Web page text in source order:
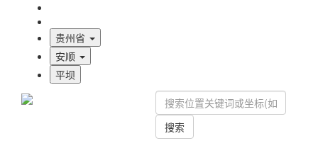
贵州省
安顺
平坝
搜索